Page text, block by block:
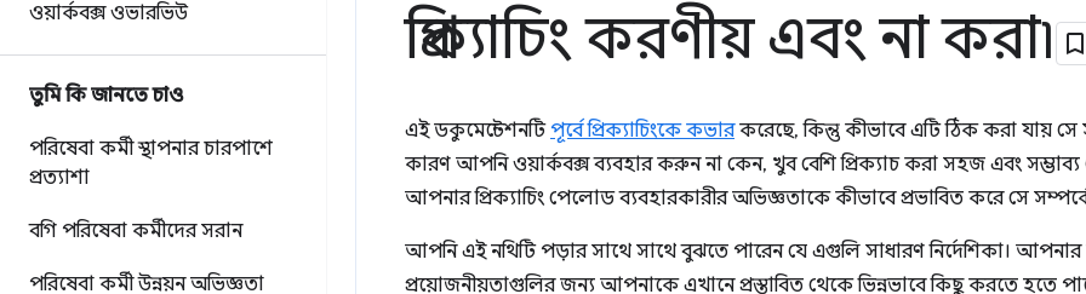
ওয়ার্কবক্স ওভারভিউ
তুমি কি জানতে চাও
পরিষেবা কর্মী স্থাপনার চারপাশে
প্রত্যাশা
বগি পরিষেবা কর্মীদের সরান
পরিষেবা কর্মী উন্নয়ন অভিজ্ঞতা
প্রিক্যাচিং করণীয় এবং না করা৷
এই ডকুমেন্টেশনটিপূর্বে প্রিক্যাচিংকে কভারকরেছে, কিন্তু কীভাবে এটি ঠিক করা যায় সে
কারণ আপনি ওয়ার্কবক্স ব্যবহার করুন না কেন, খুব বেশি প্রিক্যাচ করা সহজ এবং সম্ভাব্য
আপনার প্রিক্যাচিং পেলোড ব্যবহারকারীর অভিজ্ঞতাকে কীভাবে প্রভাবিত করে সে
আপনি এই নথিটি পড়ার সাথে সাথে বুঝতে পারেন যে এগুলি সাধারণ নির্দেশিকা।
প্রয়োজনীয়তাগুলির জন্য আপনাকে এখানে প্রস্তাবিত থেকে ভিন্নভাবে কিছু করতে হতে